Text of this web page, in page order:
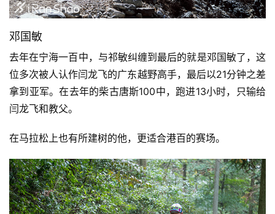
邓国敏
去年在宁海一百中，与祁敏纠缠到最后的就是邓国敏了，这
位多次被人认作闫龙飞的广东越野高手，最后以21分钟之差
拿到亚军。在去年的柴古唐斯100中，跑进13小时，只输给
闫龙飞和教父。
在马拉松上也有所建树的他，更适合港百的赛场。